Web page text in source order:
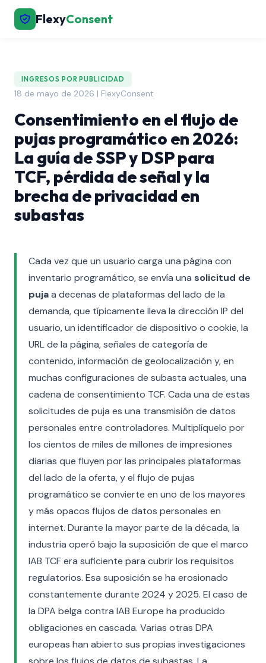
FlexyConsent
INGRESOS POR PUBLICIDAD
18 de mayo de 2026 | FlexyConsent
Consentimiento en el flujo de
pujas programático en 2026:
La guía de SSP y DSP para
TCF, pérdida de señal y la
brecha de privacidad en
subastas
Cada vez que un usuario carga una página con
inventario programático, se envía una solicitud de
pujaa decenas de plataformas del lado de la
demanda, que típicamente lleva la dirección IP del
usuario, un identificador de dispositivo o cookie, la
URL de la página, señales de categoría de
contenido, información de geolocalización y, en
muchas configuraciones de subasta actuales, una
cadena de consentimiento TCF. Cada una de estas
solicitudes de puja es una transmisión de datos
personales entre controladores. Multiplíquelo por
los cientos de miles de millones de impresiones
diarias que fluyen por las principales plataformas
del lado de la oferta, y el flujo de pujas
programático se convierte en uno de los mayores
y más opacos flujos de datos personales en
internet. Durante la mayor parte de la década, la
industria operó bajo la suposición de que el marco
IAB TCF era suficiente para cubrir los requisitos
regulatorios. Esa suposición se ha erosionado
constantemente durante 2024 y 2025. El caso de
la DPA belga contra IAB Europe ha producido
obligaciones en cascada. Varias otras DPA
europeas han abierto sus propias investigaciones